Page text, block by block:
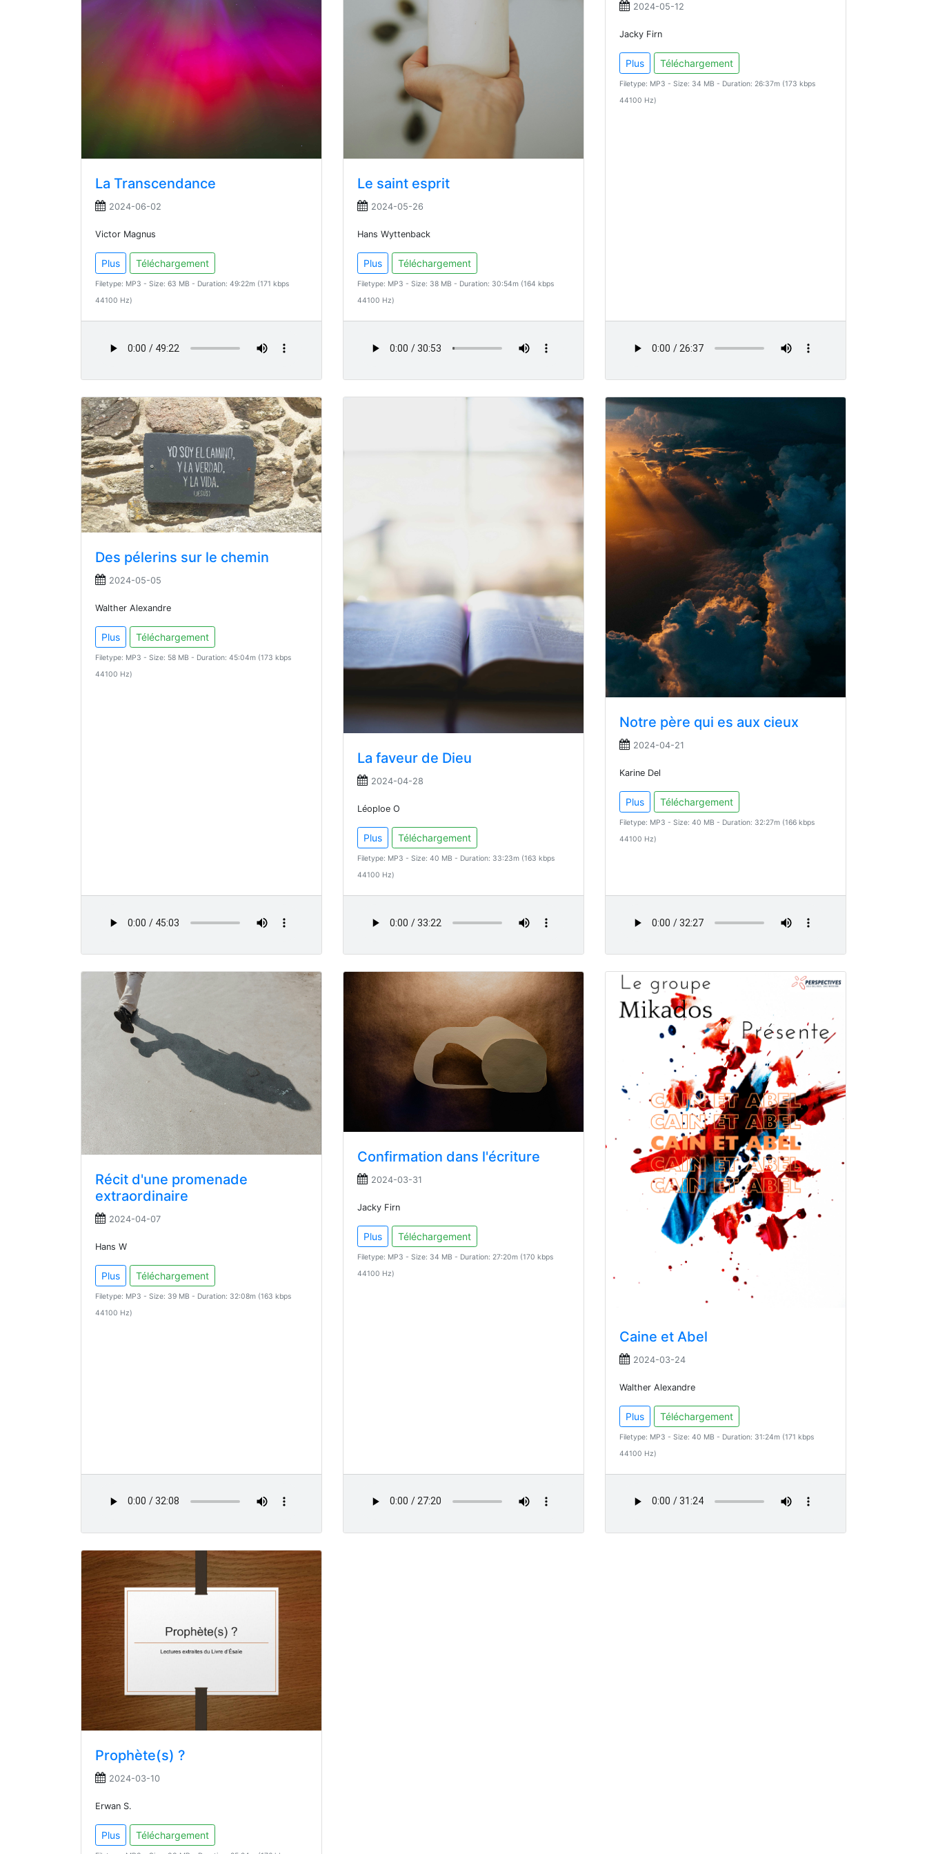
La Transcendance
2024-06-02
Victor Magnus
Plus Téléchargement
Filetype: MP3 - Size: 63 MB - Duration: 49:22m (171 kbps
44100 Hz)
Le saint esprit
2024-05-26
Hans Wyttenback
Plus Téléchargement
Filetype: MP3 - Size: 38 MB - Duration: 30:54m (164 kbps
44100 Hz)
2024-05-12
Jacky Firn
Plus Téléchargement
Filetype: MP3 - Size: 34 MB - Duration: 26:37m (173 kbps
44100 Hz)
Des pélerins sur le chemin
2024-05-05
Walther Alexandre
Plus Téléchargement
Filetype: MP3 - Size: 58 MB - Duration: 45:04m (173 kbps
44100 Hz)
La faveur de Dieu
2024-04-28
Léoploe O
Plus Téléchargement
Filetype: MP3 - Size: 40 MB - Duration: 33:23m (163 kbps
44100 Hz)
Notre père qui es aux cieux
2024-04-21
Karine Del
Plus Téléchargement
Filetype: MP3 - Size: 40 MB - Duration: 32:27m (166 kbps
44100 Hz)
Récit d'une promenade
extraordinaire
2024-04-07
Hans W
Plus Téléchargement
Filetype: MP3 - Size: 39 MB - Duration: 32:08m (163 kbps
44100 Hz)
Confirmation dans l'écriture
2024-03-31
Jacky Firn
Plus Téléchargement
Filetype: MP3 - Size: 34 MB - Duration: 27:20m (170 kbps
44100 Hz)
Caine et Abel
2024-03-24
Walther Alexandre
Plus Téléchargement
Filetype: MP3 - Size: 40 MB - Duration: 31:24m (171 kbps
44100 Hz)
Prophète(s) ?
2024-03-10
Erwan S.
Plus Téléchargement